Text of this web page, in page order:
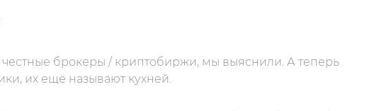
честные брокеры / криптобиржи, мы выяснили. А теперь
их ещё называют кухней.